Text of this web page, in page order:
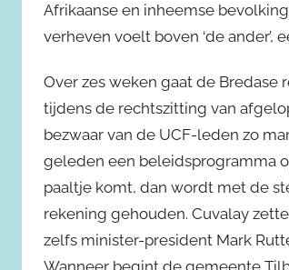
Afrikaanse en inheemse
verheven voelt boven ‘de ander’,
Over zes weken gaat de Bredase
tijdens de rechtszitting van
bezwaar van de UCF-leden zo
geleden een beleidsprogramma
paaltje komt, dan wordt met de
rekening gehouden. Cuvalay
zelfs minister-president Mark